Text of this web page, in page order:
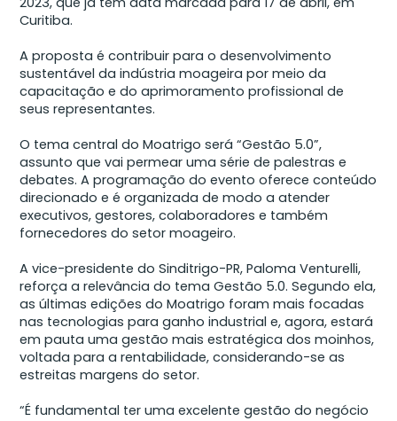
Curitiba.
A proposta é contribuir para o desenvolvimento
sustentável da indústria moageira por meio da
capacitação e do aprimoramento profissional de
seus representantes.
O tema central do Moatrigo será “Gestão 5.0”,
assunto que vai permear uma série de palestras e
debates. A programação do evento oferece conteúdo
direcionado e é organizada de modo a atender
executivos, gestores, colaboradores e também
fornecedores do setor moageiro.
A vice-presidente do Sinditrigo-PR, Paloma Venturelli,
reforça a relevância do tema Gestão 5.0. Segundo ela,
as últimas edições do Moatrigo foram mais focadas
nas tecnologias para ganho industrial e, agora, estará
em pauta uma gestão mais estratégica dos moinhos,
voltada para a rentabilidade, considerando-se as
estreitas margens do setor.
“É fundamental ter uma excelente gestão do negócio